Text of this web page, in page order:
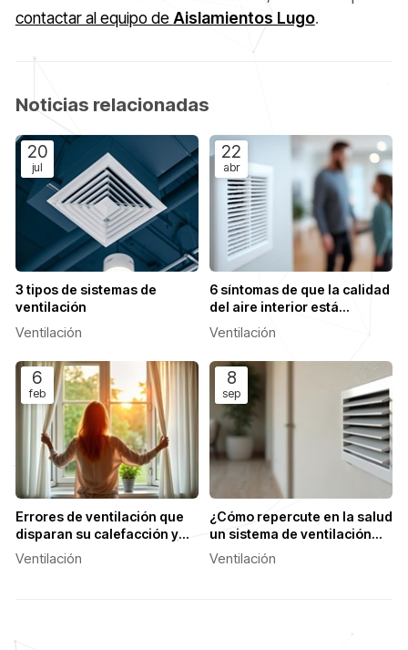
contactar al equipo deAislamientos Lugo.
Noticias relacionadas
20
jul
3 tipos de sistemas de
ventilación
Ventilación
22
abr
6 síntomas de que la calidad
del aire interior está
afectando a su familia
Ventilación
6
feb
Errores de ventilación que
disparan su calefacción y
cómo solucionarlos
Ventilación
8
sep
¿Cómo repercute en la salud
un sistema de ventilación
eficiente?
Ventilación